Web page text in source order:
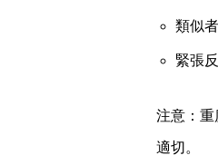
類似
緊張
注意：重
適切。